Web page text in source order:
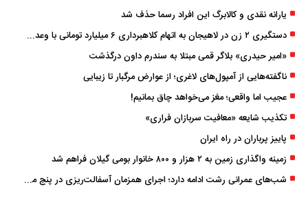
یارانه نقدی و کالابرگ این افراد رسما حذف شد
دستگیری ۲ زن در لاهیجان به اتهام کلاهبرداری ۶ میلیارد تومانی با وعده وام
«امیر حیدری» بلاگر قمی مبتلا به سندرم داون درگذشت
ناگفته‌هایی از آمپول‌های لاغری؛ از عوارض مرگبار تا زیبایی
عجیب اما واقعی؛ مغز می‌خواهد چاق بمانیم!
تکذیب شایعه «معافیت سربازان فراری»
پاییز پرباران در راه ایران
زمینه واگذاری زمین به ۲ هزار و ۸۰۰ خانوار بومی گیلان فراهم شد
شب‌های عمرانی رشت ادامه دارد؛ اجرای همزمان آسفالت‌ریزی در پنج منطقه شهری